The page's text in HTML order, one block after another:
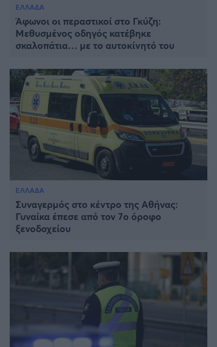
ΕΛΛΑΔΑ
Άφωνοι οι περαστικοί στο Γκύζη:
Μεθυσμένος οδηγός κατέβηκε
σκαλοπάτια… με το αυτοκίνητό του
ΕΛΛΑΔΑ
Συναγερμός στο κέντρο της Αθήνας:
Γυναίκα έπεσε από τον 7ο όροφο
ξενοδοχείου